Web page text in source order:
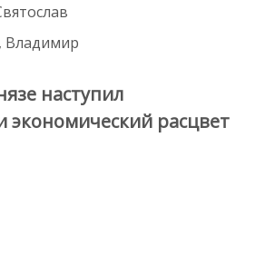
Владимир
наступил
экономический расцвет